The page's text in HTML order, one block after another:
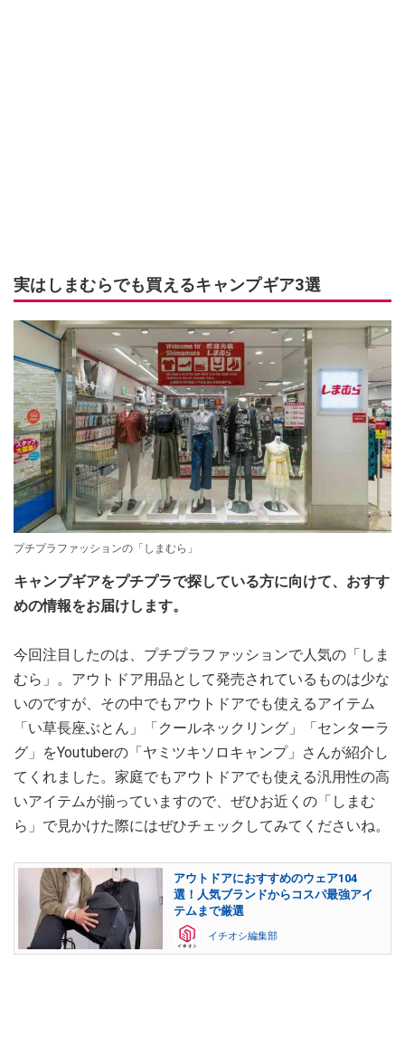
実はしまむらでも買えるキャンプギア3選
プチプラファッションの「しまむら」
キャンプギアをプチプラで探している方に向けて、おすす
めの情報をお届けします。
今回注目したのは、プチプラファッションで人気の「しま
むら」。アウトドア用品として発売されているものは少な
いのですが、その中でもアウトドアでも使えるアイテム
「い草長座ぶとん」「クールネックリング」「センターラ
グ」をYoutuberの「ヤミツキソロキャンプ」さんが紹介し
てくれました。家庭でもアウトドアでも使える汎用性の高
いアイテムが揃っていますので、ぜひお近くの「しまむ
ら」で見かけた際にはぜひチェックしてみてくださいね。
アウトドアにおすすめのウェア104
選！人気ブランドからコスパ最強アイ
テムまで厳選
イチオシ編集部